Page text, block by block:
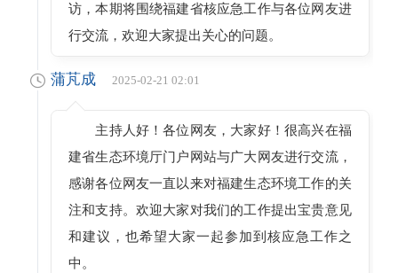
访，本期将围绕福建省核应急工作与各位网友进
行交流，欢迎大家提出关心的问题。
蒲芃成 2025-02-21 02:01
主持人好！各位网友，大家好！很高兴在福
建省生态环境厅门户网站与广大网友进行交流，
感谢各位网友一直以来对福建生态环境工作的关
注和支持。欢迎大家对我们的工作提出宝贵意见
和建议，也希望大家一起参加到核应急工作之
中。